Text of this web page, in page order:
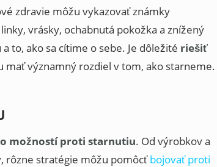
zdravie môžu vykazovať známky
vrásky, ochabnutá pokožka a znížený
to, ako sa cítime o sebe. Je dôležité riešiť
významný rozdiel v tom, ako starneme.
možností proti starnutiu. Od výrobkov a
rôzne stratégie môžu pomôcťbojovať proti